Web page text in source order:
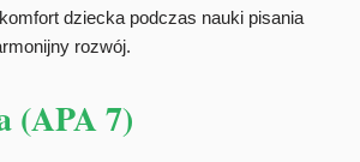
dziecka podczas nauki pisania
rozwój.
(APA 7)